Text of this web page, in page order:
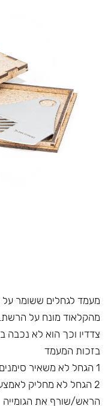
מעמד לגחלים ששומר על
מהקלאוד מונח על
צדדיו וכך הוא לא נכבה
בזכות המעמד
1 הגחל לא משאיר סימנים על הצלחת
2 הגחל לא מחליק
הראש/שורף את הגומייה